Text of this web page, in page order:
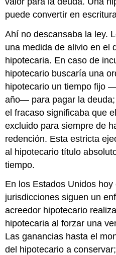
puede convertir en
Ahí no descansaba la ley.
una medida de alivio en el
hipotecaria. En caso de
hipotecario buscaría una
hipotecario un tiempo fijo
año— para pagar la
el fracaso significaba que
excluido para siempre de
redención. Esta estricta
al hipotecario título
tiempo.
En los Estados Unidos
jurisdicciones siguen un
acreedor hipotecario
hipotecaria al forzar una
Las ganancias hasta el
del hipotecario a